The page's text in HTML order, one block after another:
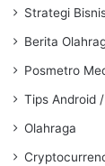
Strategi
Berita
Posmetro
Tips Android
Olahraga